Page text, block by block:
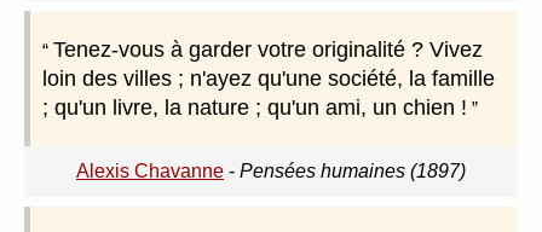
Tenez-vous à garder votre originalité ? Vivez
loin des villes ; n'ayez qu'une société, la famille
; qu'un livre, la nature ; qu'un ami, un chien !
Alexis Chavanne - Pensées humaines (1897)